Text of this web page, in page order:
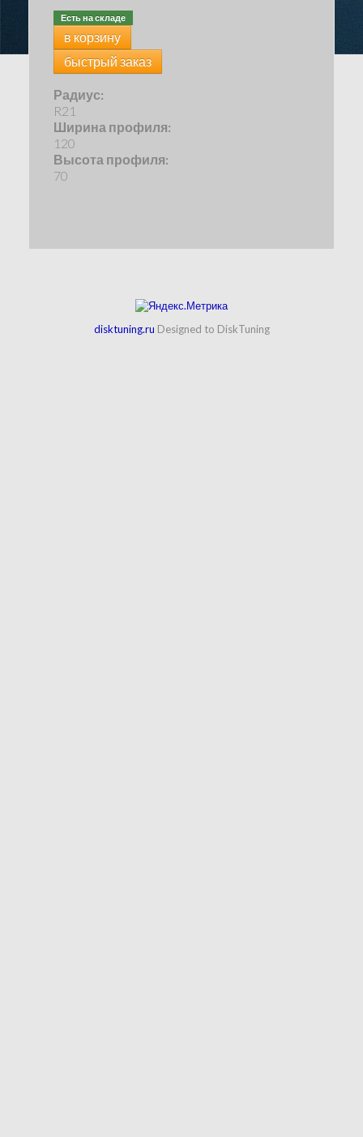
Есть на складе
в корзину
быстрый заказ
Радиус:
R21
Ширина профиля:
120
Высота профиля:
70
disktuning.ru Designed to DiskTuning